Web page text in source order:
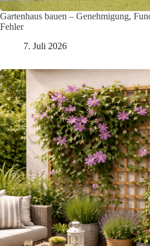
Gartenhaus bauen – Genehmigung,
Fehler
7. Juli 2026